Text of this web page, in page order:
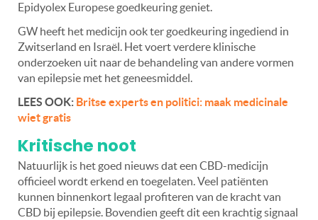
Epidyolex Europese goedkeuring geniet.
GW heeft het medicijn ook ter goedkeuring ingediend in
Zwitserland en Israël. Het voert verdere klinische
onderzoeken uit naar de behandeling van andere vormen
van epilepsie met het geneesmiddel.
LEES OOK: Britse experts en politici: maak medicinale
wiet gratis
Kritische noot
Natuurlijk is het goed nieuws dat een CBD-medicijn
officieel wordt erkend en toegelaten. Veel patiënten
kunnen binnenkort legaal profiteren van de kracht van
CBD bij epilepsie. Bovendien geeft dit een krachtig signaal